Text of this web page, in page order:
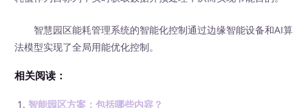
智慧园区能耗管理系统的智能化控制通过边缘智能设备和AI算
法模型实现了全局用能优化控制。
相关阅读：
智能园区方案：包括哪些内容？